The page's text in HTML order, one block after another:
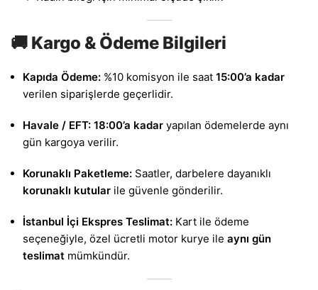
🚚 Kargo & Ödeme Bilgileri
Kapıda Ödeme: %10 komisyon ile saat 15:00’a kadar
verilen siparişlerde geçerlidir.
Havale / EFT: 18:00’a kadar yapılan ödemelerde aynı
gün kargoya verilir.
Korunaklı Paketleme: Saatler, darbelere dayanıklı
korunaklı kutular ile güvenle gönderilir.
İstanbul İçi Ekspres Teslimat: Kart ile ödeme
seçeneğiyle, özel ücretli motor kurye ile aynı gün
teslimat mümkündür.